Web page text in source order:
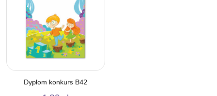
Dyplom konkurs B42